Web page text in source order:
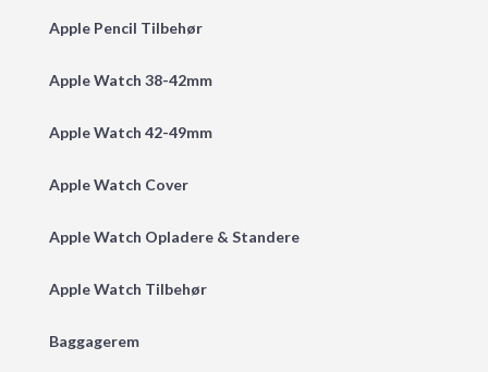
Apple Pencil Tilbehør
Apple Watch 38-42mm
Apple Watch 42-49mm
Apple Watch Cover
Apple Watch Opladere & Standere
Apple Watch Tilbehør
Baggagerem